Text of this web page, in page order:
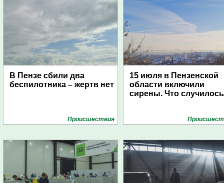
В Пензе сбили два
беспилотника – жертв нет
Проиcшествия
15 июля в Пензенской
области включили
сирены. Что